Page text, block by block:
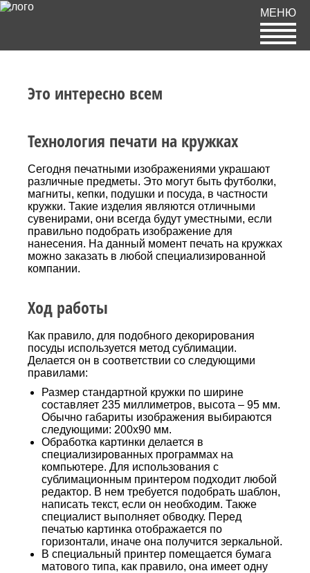
МЕНЮ
Это интересно всем
Технология печати на кружках
Сегодня печатными изображениями украшают
различные предметы. Это могут быть футболки,
магниты, кепки, подушки и посуда, в частности
кружки. Такие изделия являются отличными
сувенирами, они всегда будут уместными, если
правильно подобрать изображение для
нанесения. На данный момент печать на кружках
можно заказать в любой специализированной
компании.
Ход работы
Как правило, для подобного декорирования
посуды используется метод сублимации.
Делается он в соответствии со следующими
правилами:
Размер стандартной кружки по ширине
составляет 235 миллиметров, высота – 95 мм.
Обычно габариты изображения выбираются
следующими: 200х90 мм.
Обработка картинки делается в
специализированных программах на
компьютере. Для использования с
сублимационным принтером подходит любой
редактор. В нем требуется подобрать шаблон,
написать текст, если он необходим. Также
специалист выполняет обводку. Перед
печатью картинка отображается по
горизонтали, иначе она получится зеркальной.
В специальный принтер помещается бумага
матового типа, как правило, она имеет одну